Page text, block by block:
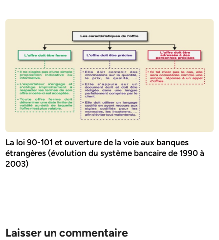
La loi 90-101 et ouverture de la voie aux banques
étrangères (évolution du système bancaire de 1990 à
2003)
Laisser un commentaire